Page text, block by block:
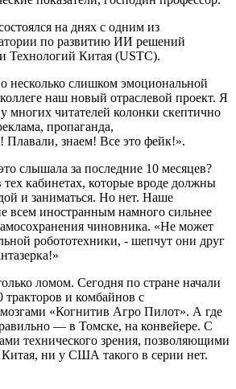
на днях с одним из
по развитию ИИ решений
Технологий Китая (USTC).
несколько слишком эмоциональной
наш новый отраслевой проект. Я
многих читателей колонки скептично
пропаганда,
Плавали, знаем! Все это фейк!».
слышала за последние 10 месяцев?
кабинетах, которые вроде должны
и заниматься. Но нет. Наше
всем иностранным намного сильнее
чиновника. «Не может
робототехники, - шепчут они друг
ломом. Сегодня по стране начали
тракторов и комбайнов с
«Когнитив Агро Пилот». А где
— в Томске, на конвейере. С
технического зрения, позволяющими
ни у США такого в серии нет.